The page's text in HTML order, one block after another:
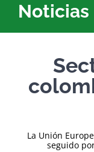
Noticias
La Unión
seguido